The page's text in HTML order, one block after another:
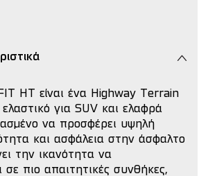
HT είναι ένα Highway Terrain
για SUV και ελαφρά
να προσφέρει υψηλή
και ασφάλεια στην άσφαλτο
την ικανότητα να
σε πιο απαιτητικές συνθήκες,